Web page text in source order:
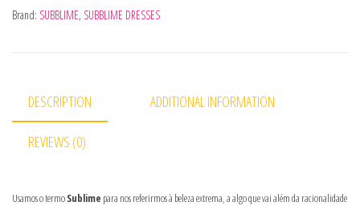
Brand: SUBBLIME, SUBBLIME DRESSES
DESCRIPTION ADDITIONAL INFORMATION
REVIEWS (0)
Usamos o termoSublime para nos referirmos à beleza extrema, a algo que vai além da racionalidade